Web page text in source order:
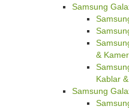
Samsung
&
Kablar
Samsung